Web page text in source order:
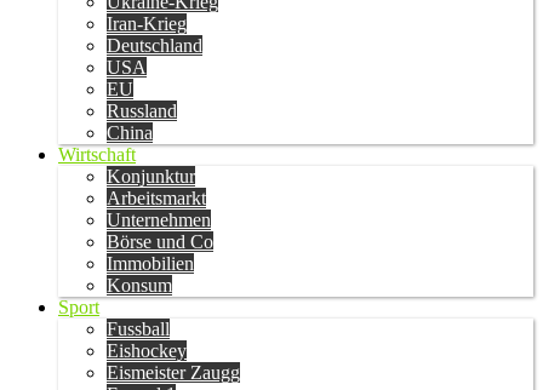
Iran-Krieg
Deutschland
USA
EU
Russland
China
Wirtschaft
Konjunktur
Arbeitsmarkt
Unternehmen
Börse und Co
Immobilien
Konsum
Sport
Fussball
Eishockey
Eismeister Zaugg